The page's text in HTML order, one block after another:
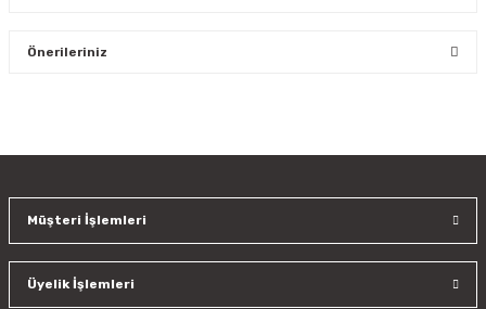
Önerileriniz
Ürün resmi kalitesiz, bozuk veya görüntülenemiyor.
Ürün bilgilerinde hatalar bulunuyor.
Müşteri İşlemleri
Üyelik İşlemleri